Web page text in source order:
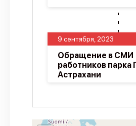
9 сентября, 2023
Обращение в СМИ
работников парка
Астрахани